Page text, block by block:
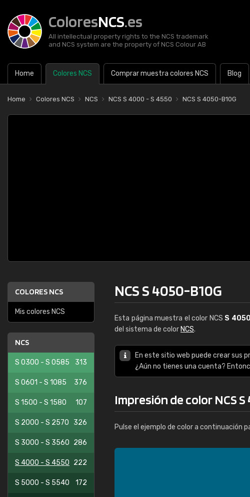
ColoresNCS.es
All intellectual property rights to the NCS trademark
and NCS system are the property of NCS Colour AB
Home Colores NCS Comprar muestra colores NCS Blog
Home Colores NCS NCS NCS S 4000 - S 4550 NCS S 4050-B10G
COLORES NCS
Mis colores NCS
NCS
S 0300 - S 0585 313
S 0601 - S 1085 376
S 1500 - S 1580 107
S 2000 - S 2570 326
S 3000 - S 3560 286
S 4000 - S 4550 222
S 5000 - S 5540 172
NCS S 4050-B10G
Esta página muestra el color NCS S
del sistema de color NCS.
En este sitio web puede crear sus
¿Aún no tienes una cuenta?
Impresión de color NCS
Pulse el ejemplo de color a continuación